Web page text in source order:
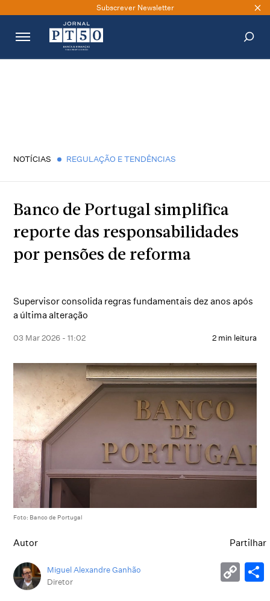
Subscrever Newsletter
NOTÍCIAS REGULAÇÃO E TENDÊNCIAS
Banco de Portugal simplifica
reporte das responsabilidades
por pensões de reforma
Supervisor consolida regras fundamentais dez anos após
a última alteração
03 Mar 2026 - 11:02 2 min leitura
Foto: Banco de Portugal
Autor
Miguel Alexandre Ganhão
Diretor
Partilhar